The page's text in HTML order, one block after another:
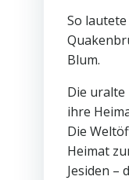
So
Blum.
Die uralte
ihre
Die
Heimat
Jesiden –